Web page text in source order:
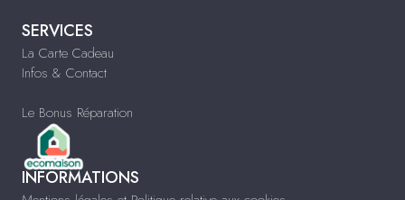
SERVICES
La Carte Cadeau
Infos & Contact
Le Bonus Réparation
INFORMATIONS